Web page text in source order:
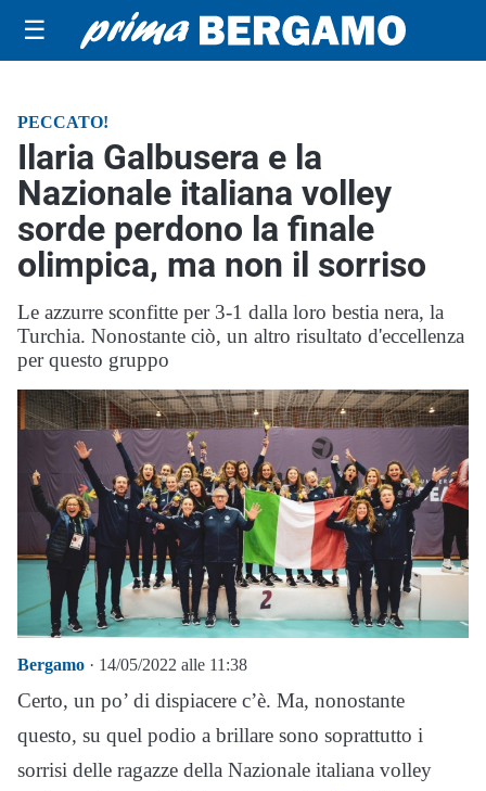
☰
PECCATO!
Ilaria Galbusera e la
Nazionale italiana volley
sorde perdono la finale
olimpica, ma non il sorriso
Le azzurre sconfitte per 3-1 dalla loro bestia nera, la
Turchia. Nonostante ciò, un altro risultato d'eccellenza
per questo gruppo
Bergamo · 14/05/2022 alle 11:38
Certo, un po’ di dispiacere c’è. Ma, nonostante
questo, su quel podio a brillare sono soprattutto i
sorrisi delle ragazze della Nazionale italiana volley